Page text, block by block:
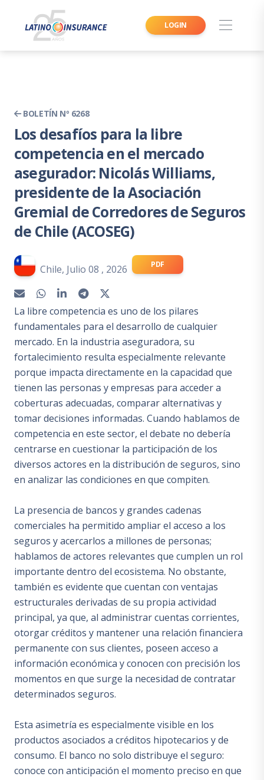
LOGIN
BOLETÍN Nº 6268
Los desafíos para la libre
competencia en el mercado
asegurador: Nicolás Williams,
presidente de la Asociación
Gremial de Corredores de Seguros
de Chile (ACOSEG)
Chile, Julio 08 , 2026 PDF
La libre competencia es uno de los pilares
fundamentales para el desarrollo de cualquier
mercado. En la industria aseguradora, su
fortalecimiento resulta especialmente relevante
porque impacta directamente en la capacidad que
tienen las personas y empresas para acceder a
coberturas adecuadas, comparar alternativas y
tomar decisiones informadas. Cuando hablamos de
competencia en este sector, el debate no debería
centrarse en cuestionar la participación de los
diversos actores en la distribución de seguros, sino
en analizar las condiciones en que compiten.
La presencia de bancos y grandes cadenas
comerciales ha permitido ampliar el acceso a los
seguros y acercarlos a millones de personas;
hablamos de actores relevantes que cumplen un rol
importante dentro del ecosistema. No obstante,
también es evidente que cuentan con ventajas
estructurales derivadas de su propia actividad
principal, ya que, al administrar cuentas corrientes,
otorgar créditos y mantener una relación financiera
permanente con sus clientes, poseen acceso a
información económica y conocen con precisión los
momentos en que surge la necesidad de contratar
determinados seguros.
Esta asimetría es especialmente visible en los
productos asociados a créditos hipotecarios y de
consumo. El banco no solo distribuye el seguro:
conoce con anticipación el momento preciso en que